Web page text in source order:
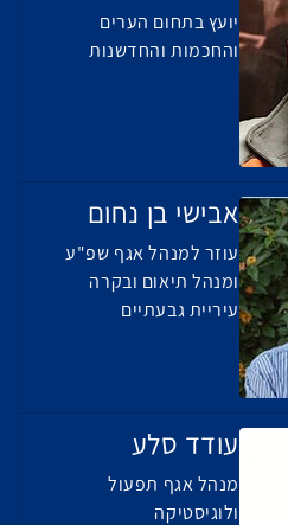
יועץ בתחום הערים
והחכמות והחדשנות
אבישי בן נחום
עוזר למנהל אגף שפ"ע
ומנהל תיאום ובקרה
עיריית גבעתיים
עודד סלע
מנהל אגף תפעול
ולוגיסטיקה